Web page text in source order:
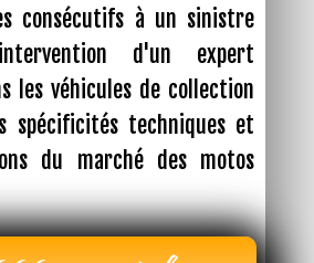
consécutifs à un sinistre
d'un expert
les véhicules de collection
spécificités techniques et
du marché des motos